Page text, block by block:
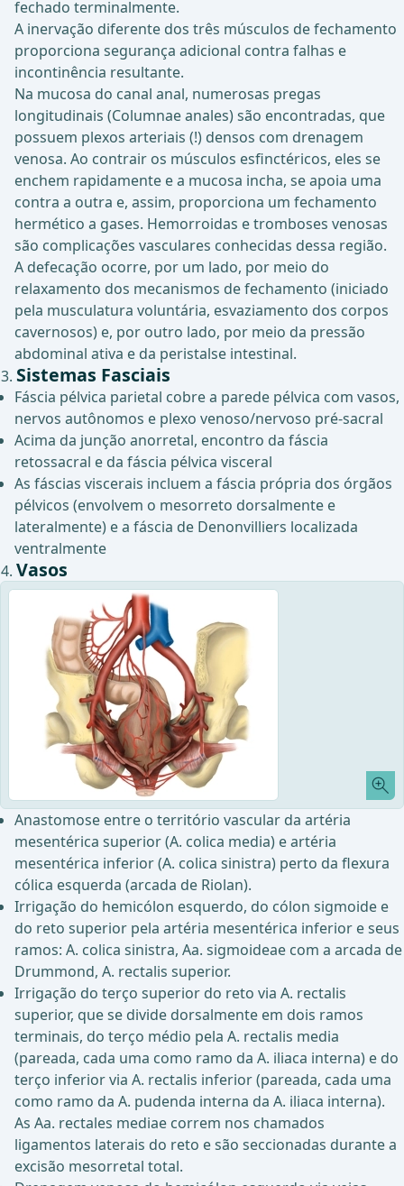
fechado terminalmente.
A inervação diferente dos três músculos de fechamento
proporciona segurança adicional contra falhas e
incontinência resultante.
Na mucosa do canal anal, numerosas pregas
longitudinais (Columnae anales) são encontradas, que
possuem plexos arteriais (!) densos com drenagem
venosa. Ao contrair os músculos esfinctéricos, eles se
enchem rapidamente e a mucosa incha, se apoia uma
contra a outra e, assim, proporciona um fechamento
hermético a gases. Hemorroidas e tromboses venosas
são complicações vasculares conhecidas dessa região.
A defecação ocorre, por um lado, por meio do
relaxamento dos mecanismos de fechamento (iniciado
pela musculatura voluntária, esvaziamento dos corpos
cavernosos) e, por outro lado, por meio da pressão
abdominal ativa e da peristalse intestinal.
Sistemas Fasciais
Fáscia pélvica parietal cobre a parede pélvica com vasos,
nervos autônomos e plexo venoso/nervoso pré-sacral
Acima da junção anorretal, encontro da fáscia
retossacral e da fáscia pélvica visceral
As fáscias viscerais incluem a fáscia própria dos órgãos
pélvicos (envolvem o mesorreto dorsalmente e
lateralmente) e a fáscia de Denonvilliers localizada
ventralmente
Vasos
Anastomose entre o território vascular da artéria
mesentérica superior (A. colica media) e artéria
mesentérica inferior (A. colica sinistra) perto da flexura
cólica esquerda (arcada de Riolan).
Irrigação do hemicólon esquerdo, do cólon sigmoide e
do reto superior pela artéria mesentérica inferior e seus
ramos: A. colica sinistra, Aa. sigmoideae com a arcada de
Drummond, A. rectalis superior.
Irrigação do terço superior do reto via A. rectalis
superior, que se divide dorsalmente em dois ramos
terminais, do terço médio pela A. rectalis media
(pareada, cada uma como ramo da A. iliaca interna) e do
terço inferior via A. rectalis inferior (pareada, cada uma
como ramo da A. pudenda interna da A. iliaca interna).
As Aa. rectales mediae correm nos chamados
ligamentos laterais do reto e são seccionadas durante a
excisão mesorretal total.